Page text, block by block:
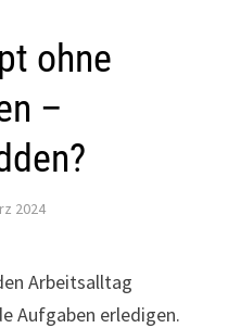
ohne
–
2024
Arbeitsalltag
Aufgaben erledigen.